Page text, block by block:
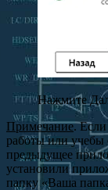
Нажмите
Примечание.
работы или учебы
предыдущее
установили
папку «Ваша